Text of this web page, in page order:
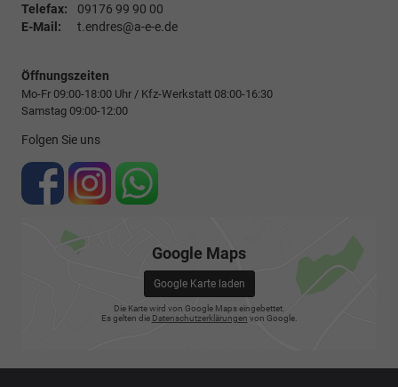
Telefax:
09176 99 90 00
E-Mail:
t.endres@a-e-e.de
Öffnungszeiten
Mo-Fr 09:00-18:00 Uhr / Kfz-Werkstatt 08:00-16:30
Samstag 09:00-12:00
Folgen Sie uns
Google Maps
Google Karte laden
Die Karte wird von Google Maps eingebettet.
Es gelten die Datenschutzerklärungen von Google.